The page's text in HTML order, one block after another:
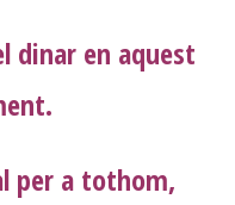
dinar en aquest
per a tothom,